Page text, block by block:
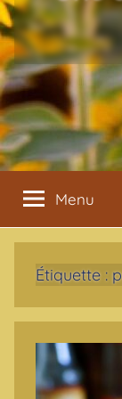
Menu
Étiquette :